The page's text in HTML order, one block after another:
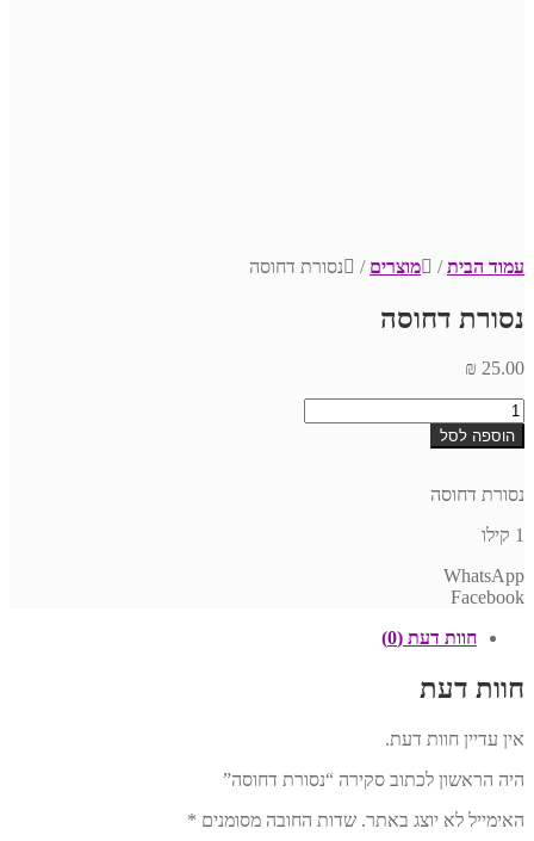
עמוד הבית/ מוצרים / נסורת דחוסה
נסורת דחוסה
₪ 25.00
כמות
של
נסורת
הוספה לסל
נסורת דחוסה
1 קילו
WhatsApp
Facebook
חוות דעת (0)
חוות דעת
אין עדיין חוות דעת.
היה הראשון לכתוב סקירה “נסורת דחוסה”
האימייל לא יוצג באתר. שדות החובה מסומנים *